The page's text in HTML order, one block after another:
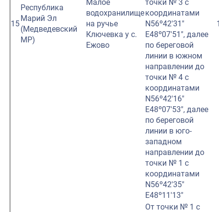
15
Республика
Марий Эл
(Медведевский
МР)
Малое
водохранилище
на ручье
Ключевка у с.
Ежово
точки № 3 с
координатами
N56º42′31″
E48º07′51″, далее
по береговой
линии в южном
направлении до
точки № 4 с
координатами
N56º42′16″
E48º07′53″, далее
по береговой
линии в юго-
западном
направлении до
точки № 1 с
координатами
N56º42′35″
E48º11′13″
От точки № 1 с